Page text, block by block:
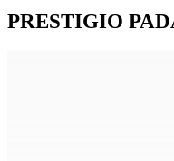
PRESTIGIO